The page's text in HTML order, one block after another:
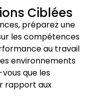
Ciblées
préparez une
les compétences
au travail
environnements
que les
rapport aux